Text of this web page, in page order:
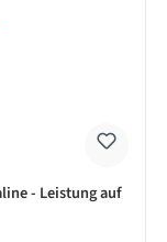
- Leistung auf